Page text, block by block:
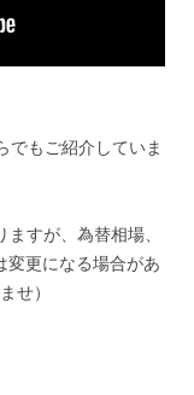
もご紹介していま
すが、為替相場、
変更になる場合があ
せ）